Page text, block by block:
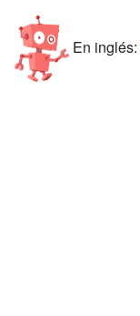
En inglés: